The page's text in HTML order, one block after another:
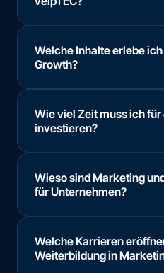
Welche Inhalte erlebe
Growth?
Wie viel Zeit muss ich
investieren?
Wieso sind Marketing
für Unternehmen?
Welche Karrieren
Weiterbildung in